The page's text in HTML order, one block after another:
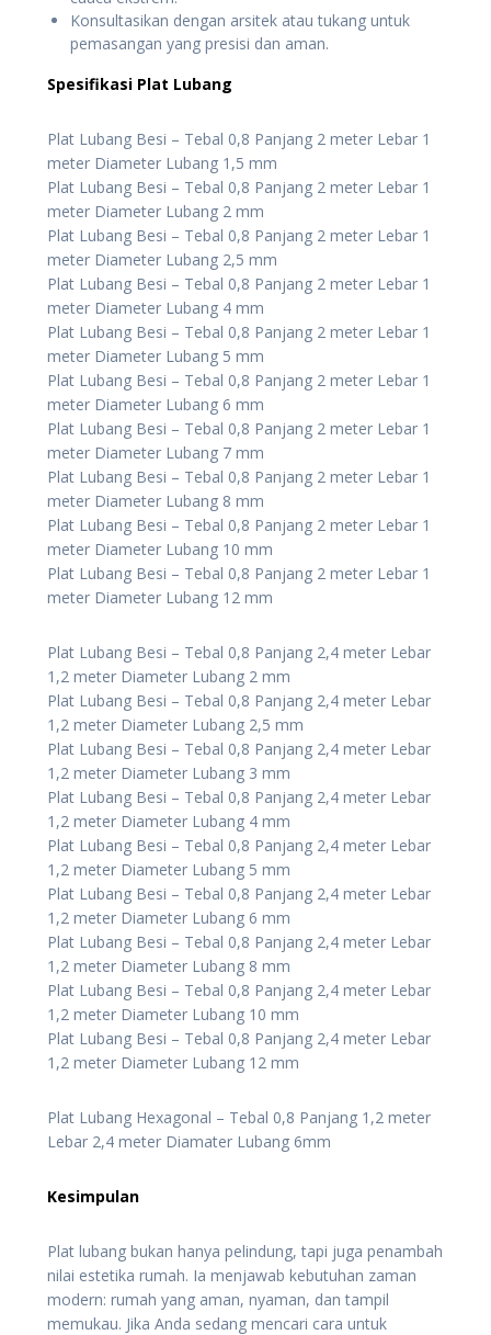
Konsultasikan dengan arsitek atau tukang untuk
pemasangan yang presisi dan aman.
Spesifikasi Plat Lubang
Plat Lubang Besi – Tebal 0,8 Panjang 2 meter Lebar 1
meter Diameter Lubang 1,5 mm
Plat Lubang Besi – Tebal 0,8 Panjang 2 meter Lebar 1
meter Diameter Lubang 2 mm
Plat Lubang Besi – Tebal 0,8 Panjang 2 meter Lebar 1
meter Diameter Lubang 2,5 mm
Plat Lubang Besi – Tebal 0,8 Panjang 2 meter Lebar 1
meter Diameter Lubang 4 mm
Plat Lubang Besi – Tebal 0,8 Panjang 2 meter Lebar 1
meter Diameter Lubang 5 mm
Plat Lubang Besi – Tebal 0,8 Panjang 2 meter Lebar 1
meter Diameter Lubang 6 mm
Plat Lubang Besi – Tebal 0,8 Panjang 2 meter Lebar 1
meter Diameter Lubang 7 mm
Plat Lubang Besi – Tebal 0,8 Panjang 2 meter Lebar 1
meter Diameter Lubang 8 mm
Plat Lubang Besi – Tebal 0,8 Panjang 2 meter Lebar 1
meter Diameter Lubang 10 mm
Plat Lubang Besi – Tebal 0,8 Panjang 2 meter Lebar 1
meter Diameter Lubang 12 mm
Plat Lubang Besi – Tebal 0,8 Panjang 2,4 meter Lebar
1,2 meter Diameter Lubang 2 mm
Plat Lubang Besi – Tebal 0,8 Panjang 2,4 meter Lebar
1,2 meter Diameter Lubang 2,5 mm
Plat Lubang Besi – Tebal 0,8 Panjang 2,4 meter Lebar
1,2 meter Diameter Lubang 3 mm
Plat Lubang Besi – Tebal 0,8 Panjang 2,4 meter Lebar
1,2 meter Diameter Lubang 4 mm
Plat Lubang Besi – Tebal 0,8 Panjang 2,4 meter Lebar
1,2 meter Diameter Lubang 5 mm
Plat Lubang Besi – Tebal 0,8 Panjang 2,4 meter Lebar
1,2 meter Diameter Lubang 6 mm
Plat Lubang Besi – Tebal 0,8 Panjang 2,4 meter Lebar
1,2 meter Diameter Lubang 8 mm
Plat Lubang Besi – Tebal 0,8 Panjang 2,4 meter Lebar
1,2 meter Diameter Lubang 10 mm
Plat Lubang Besi – Tebal 0,8 Panjang 2,4 meter Lebar
1,2 meter Diameter Lubang 12 mm
Plat Lubang Hexagonal – Tebal 0,8 Panjang 1,2 meter
Lebar 2,4 meter Diamater Lubang 6mm
Kesimpulan
Plat lubang bukan hanya pelindung, tapi juga penambah
nilai estetika rumah. Ia menjawab kebutuhan zaman
modern: rumah yang aman, nyaman, dan tampil
memukau. Jika Anda sedang mencari cara untuk